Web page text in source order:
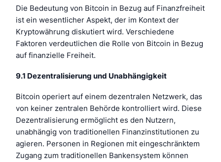
Die Bedeutung von Bitcoin in Bezug auf Finanzfreiheit
ist ein wesentlicher Aspekt, der im Kontext der
Kryptowährung diskutiert wird. Verschiedene
Faktoren verdeutlichen die Rolle von Bitcoin in Bezug
auf finanzielle Freiheit.
9.1 Dezentralisierung und Unabhängigkeit
Bitcoin operiert auf einem dezentralen Netzwerk, das
von keiner zentralen Behörde kontrolliert wird. Diese
Dezentralisierung ermöglicht es den Nutzern,
unabhängig von traditionellen Finanzinstitutionen zu
agieren. Personen in Regionen mit eingeschränktem
Zugang zum traditionellen Bankensystem können